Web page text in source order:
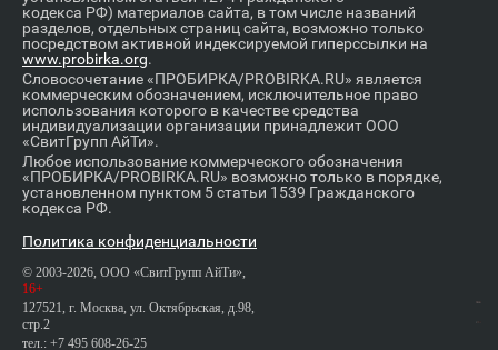
кодекса РФ) материалов сайта, в том числе названий
разделов, отдельных страниц сайта, возможно только
посредством активной индексируемой гиперссылки на
www.probirka.org.
Словосочетание «ПРОБИРКА/PROBIRKA.RU» является
коммерческим обозначением, исключительное право
использования которого в качестве средства
индивидуализации организации принадлежит ООО
«СвитГрупп АйТи».
Любое использование коммерческого обозначения
«ПРОБИРКА/PROBIRKA.RU» возможно только в порядке,
установленном пунктом 5 статьи 1539 Гражданского
кодекса РФ.
Политика конфиденциальности
© 2003-2026, ООО «СвитГрупп АйТи»,
16+
127521, г. Москва, ул. Октябрьская, д.98,
стр.2
тел.: +7 495 608-26-25